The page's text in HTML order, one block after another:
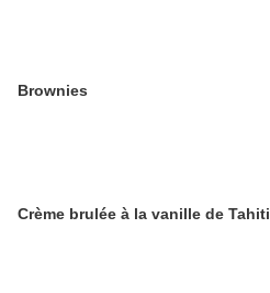
Brownies
Crème brulée à la vanille de Tahiti